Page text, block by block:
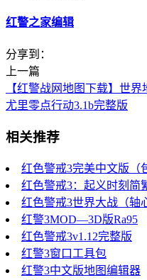
红警之家编辑
分享到：
上一篇
【红警战网地图下载】世界
尤里零点行动3.1b完整版
相关推荐
红色警戒3完美中文版（
红色警戒3：起义时刻简
红色警戒3世界大战（轴
红警3MOD—3D版Ra95
红色警戒3v1.12完整版
红警3窗口工具包
红警3中文版地图编辑器